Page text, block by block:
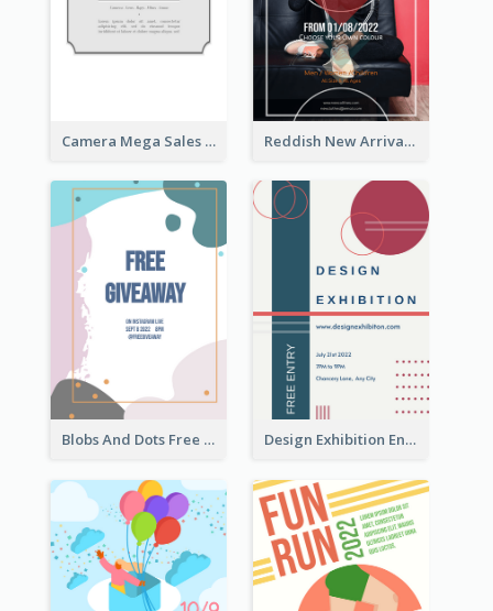
Camera Mega Sales Flyer Reddish New Arrivals Flyer
Blobs And Dots Free Giveaway Flyer Design Exhibition Entry Flyer